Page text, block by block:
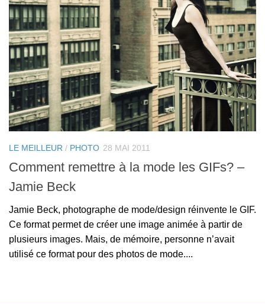
LE MEILLEUR / PHOTO 28 MAI 2011
Comment remettre à la mode les GIFs? –
Jamie Beck
Jamie Beck, photographe de mode/design réinvente le GIF.
Ce format permet de créer une image animée à partir de
plusieurs images. Mais, de mémoire, personne n’avait
utilisé ce format pour des photos de mode....